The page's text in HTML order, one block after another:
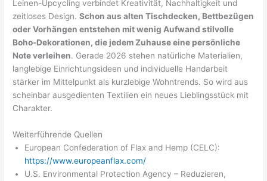
Leinen-Upcycling verbindet Kreativität, Nachhaltigkeit und
zeitloses Design.Schon aus alten Tischdecken, Bettbezügen
oder Vorhängen entstehen mit wenig Aufwand stilvolle
Boho-Dekorationen, die jedem Zuhause eine persönliche
Note verleihen. Gerade 2026 stehen natürliche Materialien,
langlebige Einrichtungsideen und individuelle Handarbeit
stärker im Mittelpunkt als kurzlebige Wohntrends. So wird aus
scheinbar ausgedienten Textilien ein neues Lieblingsstück mit
Charakter.
Weiterführende Quellen
European Confederation of Flax and Hemp (CELC):
https://www.europeanflax.com/
U.S. Environmental Protection Agency – Reduzieren,